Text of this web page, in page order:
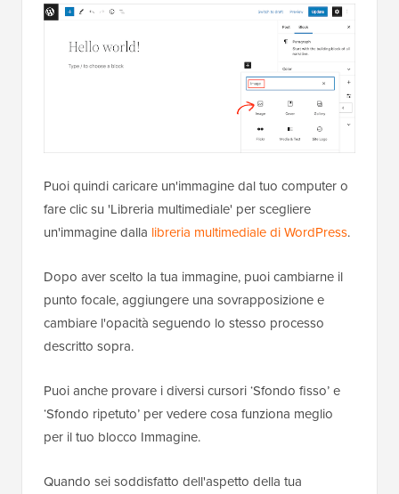
Puoi quindi caricare un'immagine dal tuo computer o
fare clic su 'Libreria multimediale' per scegliere
un'immagine dalla libreria multimediale di WordPress.
Dopo aver scelto la tua immagine, puoi cambiarne il
punto focale, aggiungere una sovrapposizione e
cambiare l'opacità seguendo lo stesso processo
descritto sopra.
Puoi anche provare i diversi cursori ‘Sfondo fisso’ e
‘Sfondo ripetuto’ per vedere cosa funziona meglio
per il tuo blocco Immagine.
Quando sei soddisfatto dell'aspetto della tua